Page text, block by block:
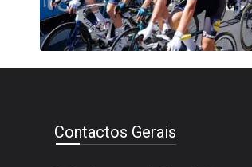
Contactos Gerais